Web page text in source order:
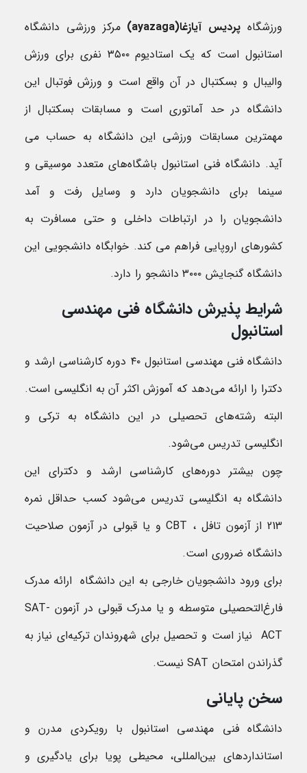
ورزشگاه پردیس آیازغا(ayazaga
)مرکز ورزشی دانشگاه
استانبول است که یک استادیوم ۳۵۰۰ نفری برای ورزش
والیبال و بسکتبال در آن واقع است و ورزش فوتبال این
دانشگاه در حد آماتوری است و مسابقات بسکتبال از
مهمترین مسابقات ورزشی این دانشگاه به حساب می
آید. دانشگاه فنی استانبول باشگاه‌های متعدد موسیقی و
سینما برای دانشجویان دارد و وسایل رفت و آمد
دانشجویان را در ارتباطات داخلی و حتی مسافرت به
کشورهای اروپایی فراهم می کند. خوابگاه دانشجویی این
دانشگاه گنجایش ۳۰۰۰ دانشجو را دارد.
شرایط پذیرش دانشگاه فنی مهندسی
استانبول
دانشگاه فنی مهندسی استانبول ۴۰ دوره کارشناسی ارشد و
دکترا را ارائه می‌دهد که آموزش اکثر آن به انگلیسی است.
البته رشته‌های تحصیلی در این دانشگاه به ترکی و
انگلیسی تدریس می‌شود.
چون بیشتر دوره‌های کارشناسی ارشد و دکترای این
دانشگاه به انگلیسی تدریس می‌شود کسب حداقل نمره
213 از آزمون تافل ، CBT و یا قبولی در آزمون صلاحیت
دانشگاه ضروری است.
برای ورود دانشجویان خارجی به این دانشگاه ارائه مدرک
فارغ‌التحصیلی متوسطه و یا مدرک قبولی در آزمون SAT-
ACT نیاز است و تحصیل برای شهروندان ترکیه‌ای نیاز به
گذراندن امتحان SAT نیست.
سخن پایانی
دانشگاه فنی مهندسی استانبول با رویکردی مدرن و
استانداردهای بین‌المللی، محیطی پویا برای یادگیری و